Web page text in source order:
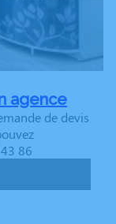
agence
de devis
86